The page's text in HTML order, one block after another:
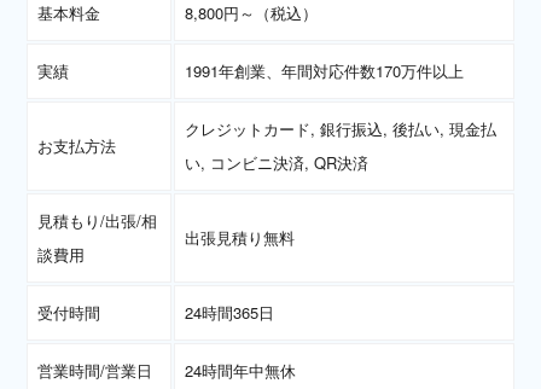
基本料金 8,800円～（税込）
実績 1991年創業、年間対応件数170万件以上
お支払方法
クレジットカード, 銀行振込, 後払い, 現金払
い, コンビニ決済, QR決済
見積もり/出張/相
談費用
出張見積り無料
受付時間 24時間365日
営業時間/営業日 24時間年中無休